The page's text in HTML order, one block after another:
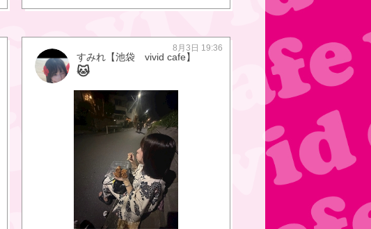
京都豊島区西池袋１丁目４２−８ 秋福ビ
✨️✨️✨️ 退勤後はみなとおねえちゃんの家
る〜〜〜〜〜〜〜〜щ(´□｀)щ ｵｰﾏｲｶﾞｰｯ!!
今日も4時までいます(*•̀ㅂ•́)و✧ カラオケ
歌いたい気分なので一緒に歌ってくれる
人待ってます_( ˙꒳˙ _ ) ✌🏻(•ᴗ<)🌟ももじり
とスモモノウチときあ🩷💚🩷
すみれ【池袋 vivid cafe】
🐱
8月3日 19:36